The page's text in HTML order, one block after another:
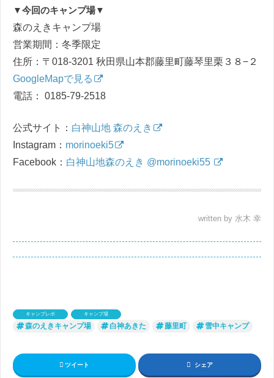
▼今回のキャンプ場▼
森のえきキャンプ場
営業期間：冬季限定
住所：〒018-3201 秋田県山本郡藤里町藤琴里栗３８−２
GoogleMapで見る
電話： 0185-79-2518
公式サイト： 白神山地 森のえき
Instagram： morinoeki5
Facebook： 白神山地森のえき @morinoeki55
written by 水木 幸
キャンプレポ キャンプ場
森のえきキャンプ場 白神あきた 藤里町 雪中キャンプ
ツイート シェア